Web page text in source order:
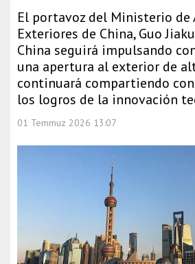
El portavoz del Ministerio de
Exteriores de China, Guo
China seguirá impulsando
una apertura al exterior de
continuará compartiendo
los logros de la innovación
01 Temmuz 2026 13:07